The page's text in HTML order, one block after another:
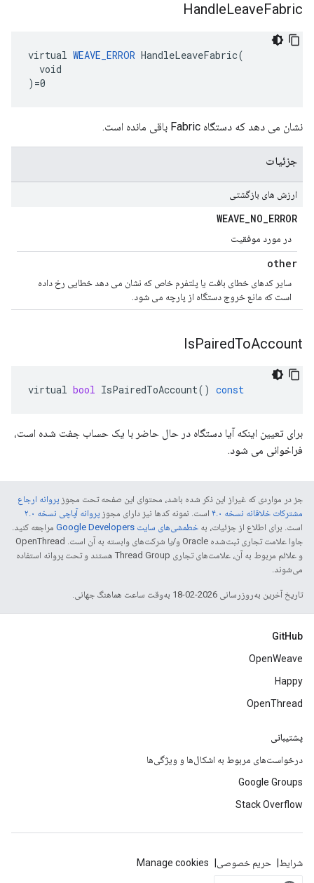
HandleLeaveFabric
virtual WEAVE_ERROR HandleLeaveFabric(
  void
)=0
نشان می دهد که دستگاه Fabric باقی مانده است.
جزئیات
ارزش های بازگشتی
WEAVE_NO_ERROR
در مورد موفقیت
other
سایر کدهای خطای بافت یا پلتفرم خاص که نشان می دهد خطایی رخ داده
است که مانع خروج دستگاه از پارچه می شود.
IsPairedToAccount
virtual bool IsPairedToAccount() const
برای تعیین اینکه آیا دستگاه در حال حاضر با یک حساب جفت شده است،
فراخوانی می شود.
جز در مواردی که غیراز این ذکر شده باشد، محتوای این صفحه تحت مجوز پروانه ارجاع
مشترکات خلاقانه نسخه ۴.۰
است. نمونه کدها نیز دارای مجوز پروانه آپاچی نسخه ۲.۰
است. برای اطلاع از جزئیات، به خطمشی‌های سایت Google Developers‏
مراجعه کنید.
جاوا علامت تجاری ثبت‌شده Oracle و/یا شرکت‌های وابسته به آن است. ‫OpenThread
و علائم مربوط به آن، علامت‌های تجاری Thread Group هستند و تحت پروانه استفاده
می‌شوند.
تاریخ آخرین به‌روزرسانی 2026-02-18 به‌وقت ساعت هماهنگ جهانی.
GitHub
OpenWeave
Happy
OpenThread
پشتیبانی
درخواست‌های مربوط به اشکال‌ها و ویژگی‌ها
Google Groups
Stack Overflow
شرایط حریم خصوصی Manage cookies